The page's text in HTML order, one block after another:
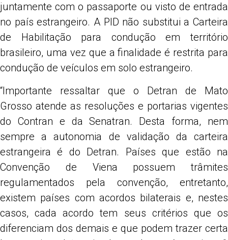
juntamente com o passaporte ou visto de entrada
no país estrangeiro. A PID não substitui a Carteira
de Habilitação para condução em território
brasileiro, uma vez que a finalidade é restrita para
condução de veículos em solo estrangeiro.
“Importante ressaltar que o Detran de Mato
Grosso atende as resoluções e portarias vigentes
do Contran e da Senatran. Desta forma, nem
sempre a autonomia de validação da carteira
estrangeira é do Detran. Países que estão na
Convenção de Viena possuem trâmites
regulamentados pela convenção, entretanto,
existem países com acordos bilaterais e, nestes
casos, cada acordo tem seus critérios que os
diferenciam dos demais e que podem trazer certa